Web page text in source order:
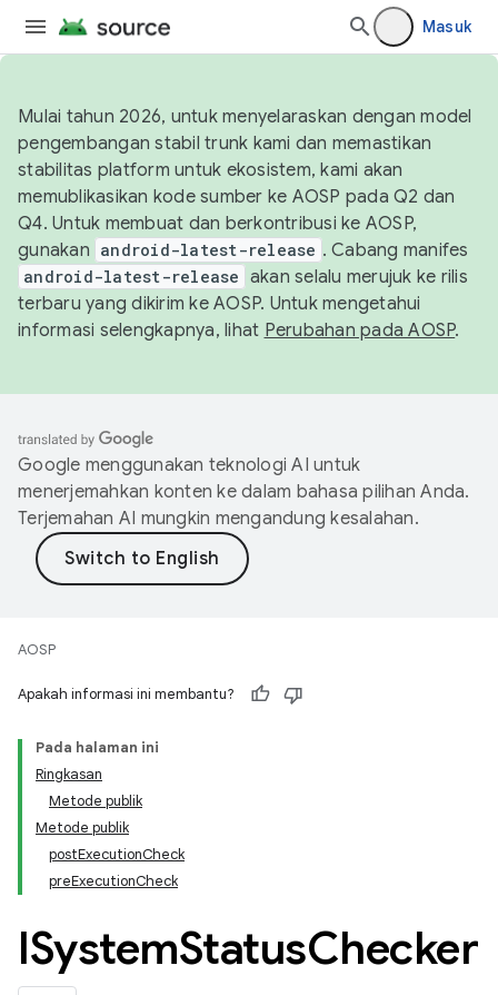
Masuk
Mulai tahun 2026, untuk menyelaraskan dengan model
pengembangan stabil trunk kami dan memastikan
stabilitas platform untuk ekosistem, kami akan
memublikasikan kode sumber ke AOSP pada Q2 dan
Q4. Untuk membuat dan berkontribusi ke AOSP,
gunakan android-latest-release . Cabang manifes
android-latest-release akan selalu merujuk ke rilis
terbaru yang dikirim ke AOSP. Untuk mengetahui
informasi selengkapnya, lihat Perubahan pada AOSP.
Google menggunakan teknologi AI untuk
menerjemahkan konten ke dalam bahasa pilihan Anda.
Terjemahan AI mungkin mengandung kesalahan.
AOSP
Apakah informasi ini membantu?
Pada halaman ini
Ringkasan
Metode publik
Metode publik
postExecutionCheck
preExecutionCheck
ISystemStatusChecker